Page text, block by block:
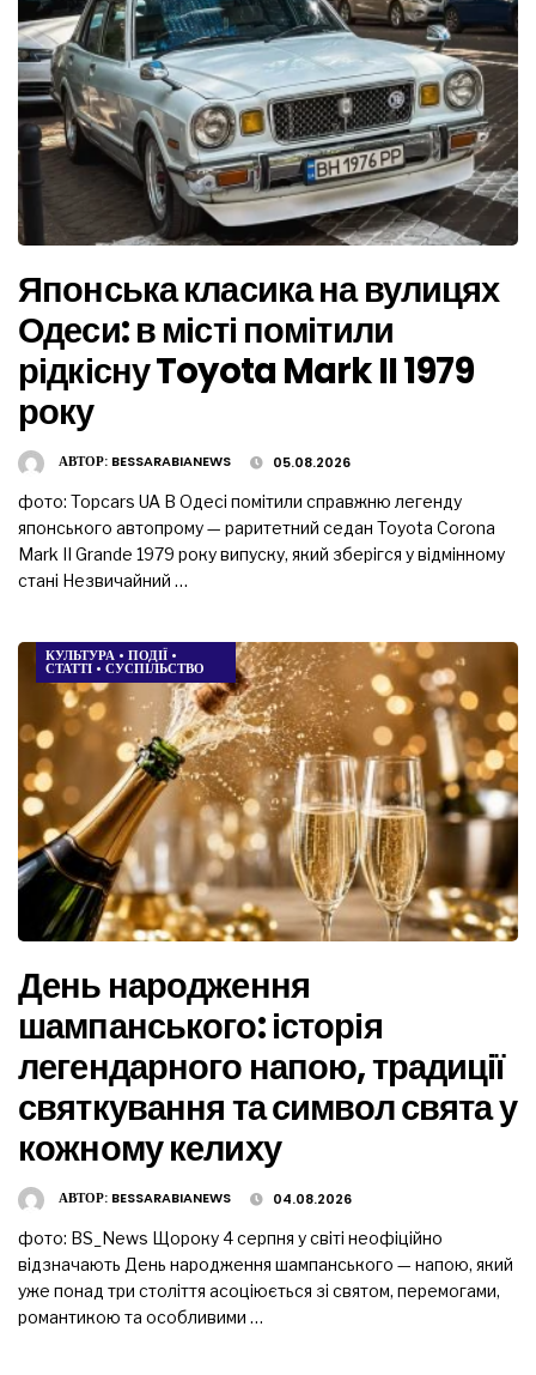
Японська класика на вулицях
Одеси: в місті помітили
рідкісну Toyota Mark II 1979
року
АВТОР: BESSARABIANEWS 05.08.2026
фото: Topcars UA В Одесі помітили справжню легенду
японського автопрому — раритетний седан Toyota Corona
Mark II Grande 1979 року випуску, який зберігся у відмінному
стані Незвичайний …
КУЛЬТУРА • ПОДІЇ •
СТАТТІ • СУСПІЛЬСТВО
День народження
шампанського: історія
легендарного напою, традиції
святкування та символ свята у
кожному келиху
АВТОР: BESSARABIANEWS 04.08.2026
фото: BS_News Щороку 4 серпня у світі неофіційно
відзначають День народження шампанського — напою, який
уже понад три століття асоціюється зі святом, перемогами,
романтикою та особливими …